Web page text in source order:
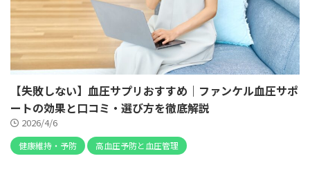
【失敗しない】血圧サプリおすすめ｜ファンケル血圧サポ
ートの効果と口コミ・選び方を徹底解説
2026/4/6
健康維持・予防 高血圧予防と血圧管理